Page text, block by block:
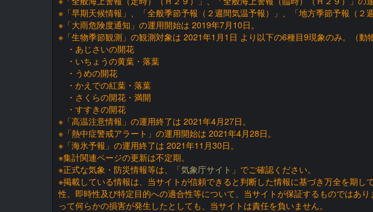
※「早期天候情報」、「全般季節予報（２週間気温予報）」、「地方季節予報（２
※「大雨危険度通知」の運用開始は 2019年7月10日。
※「生物季節観測」の観測対象は 2021年1月1日 より以下の6種目9現象のみ。（動
・あじさいの開花
・いちょうの黄葉・落葉
・うめの開花
・かえでの紅葉・落葉
・さくらの開花・満開
・すすきの開花
※「高温注意情報」の運用終了は 2021年4月27日。
※「熱中症警戒アラート」の運用開始は 2021年4月28日。
※「海氷予報」の運用終了は 2021年11月30日。
※集計関連ページの更新は不定期。
※正式な気象・防災情報等は、「気象庁サイト 」でご確認ください。
※掲載している情報は、当サイトが信頼できると判断した情報に基づき万全を期し
性、即時性及び特定目的への適合性等について、当サイトが保証するものではあ
って何らかの損害が発生したとしても、当サイトは責任を負いません。